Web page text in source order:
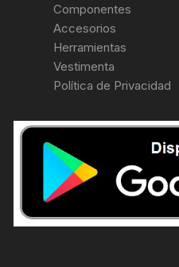
Componentes
Accesorios
Herramientas
Vestimenta
Política de Privacidad